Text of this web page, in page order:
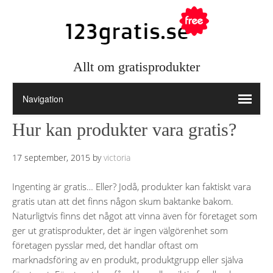
Allt om gratisprodukter
Hur kan produkter vara gratis?
17 september, 2015 byvictoria
Ingenting är gratis… Eller? Jodå, produkter kan faktiskt vara
gratis utan att det finns någon skum baktanke bakom.
Naturligtvis finns det något att vinna även för företaget som
ger ut gratisprodukter, det är ingen välgörenhet som
företagen pysslar med, det handlar oftast om
marknadsföring av en produkt, produktgrupp eller själva